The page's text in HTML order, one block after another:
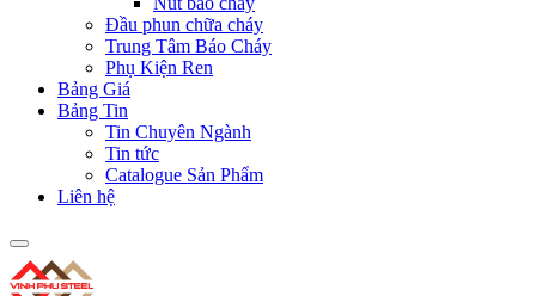
Đầu phun chữa cháy
Trung Tâm Báo Cháy
Phụ Kiện Ren
Bảng Giá
Bảng Tin
Tin Chuyên Ngành
Tin tức
Catalogue Sản Phẩm
Liên hệ